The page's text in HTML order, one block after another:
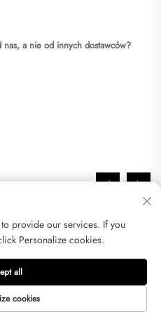
a nie od innych dostawców?
provide our services. If you
Personalize cookies.
cookies
all